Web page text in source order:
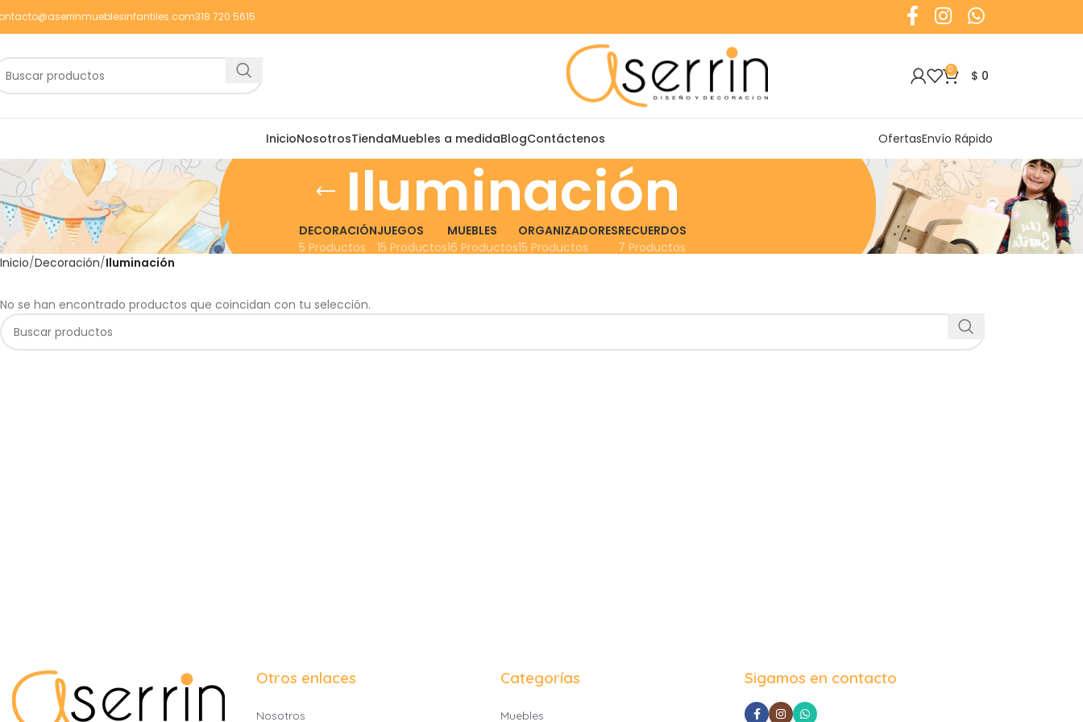
318 720 5615
0 $ 0
InicioNosotrosTiendaMuebles a medidaBlogContáctenos OfertasEnvío Rápido
Iluminación
DECORACIÓN
5 Productos
JUEGOS
15 Productos
MUEBLES
16 Productos
ORGANIZADORES
15 Productos
RECUERDOS
7 Productos
Inicio Decoración Iluminación
No se han encontrado productos que coincidan con tu selección.
Otros enlaces
Nosotros
Categorías
Muebles
Sigamos en contacto